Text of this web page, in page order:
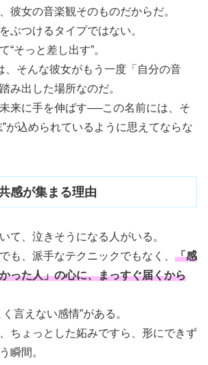
、彼女の音楽観そのものだからだ。
ぶつけるタイプではない。
“そっと差し出す”。
、そんな彼女がもう一度「自分の音
み出した場所なのだ。
来に手を伸ばす──この名前には、そ
”が込められているように思えてならな
感が集まる理由
て、泣きそうになる人がいる。
も、派手なテクニックでもなく、 「感
った人」の心に、まっすぐ届くから
言えない感情”がある。
ちょっとした妬みですら、形にできず
瞬間。